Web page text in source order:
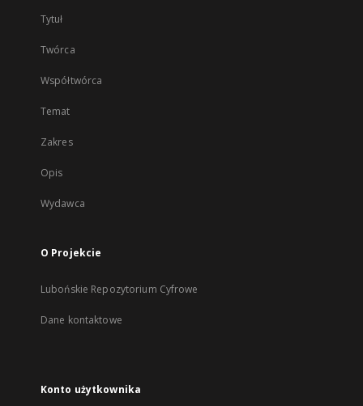
Tytuł
Twórca
Współtwórca
Temat
Zakres
Opis
Wydawca
O Projekcie
Lubońskie Repozytorium Cyfrowe
Dane kontaktowe
Konto użytkownika